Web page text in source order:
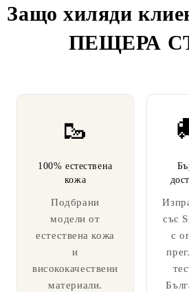
Защо хиляди
ПЕЩЕРА
🥾
100% естествена
кожа
Подбрани
модели от
естествена кожа
и
висококачествени
материали.
със
с